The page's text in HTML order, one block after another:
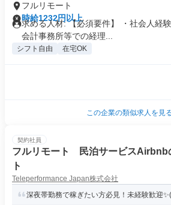
フルリモート
時給1232円以上
求める人材: 【必須要件】 ・社会人経
会計事務所等での経理...
シフト自由 在宅OK
この企業の類似求人を見
契約社員
フルリモート 民泊サービスAirbnb
ト
Teleperformance Japan株式会社
深夜帯勤務で稼ぎたい方必見！未経験歓迎